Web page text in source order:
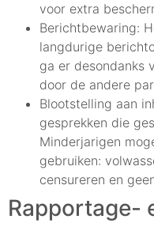
voor extra
Berichtbewaring:
langdurige
ga er desondanks
door de andere
Blootstelling aan
gesprekken die
Minderjarigen
gebruiken:
censureren en
Rapportage-